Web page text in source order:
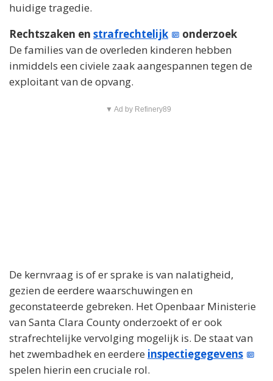
huidige tragedie.
Rechtszaken en strafrechtelijk
onderzoek
De families van de overleden kinderen hebben
inmiddels een civiele zaak aangespannen tegen de
exploitant van de opvang.
▼ Ad by Refinery89
De kernvraag is of er sprake is van nalatigheid,
gezien de eerdere waarschuwingen en
geconstateerde gebreken. Het Openbaar Ministerie
van Santa Clara County onderzoekt of er ook
strafrechtelijke vervolging mogelijk is. De staat van
het zwembadhek en eerdere inspectiegegevens
spelen hierin een cruciale rol.